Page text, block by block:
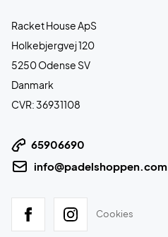
Racket House ApS
Holkebjergvej 120
5250 Odense SV
Danmark
CVR: 36931108
65906690
info@padelshoppen.com
Cookies